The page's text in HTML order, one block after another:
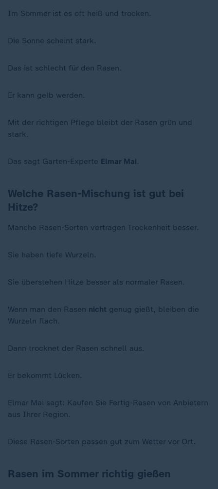
Im Sommer ist es oft heiß und trocken.
Die Sonne scheint stark.
Das ist schlecht für den Rasen.
Er kann gelb werden.
Mit der richtigen Pflege bleibt der Rasen grün und
stark.
Das sagt Garten-Experte Elmar Mai.
Welche Rasen-Mischung ist gut bei
Hitze?
Manche Rasen-Sorten vertragen Trockenheit besser.
Sie haben tiefe Wurzeln.
Sie überstehen Hitze besser als normaler Rasen.
Wenn man den Rasen nicht genug gießt, bleiben die
Wurzeln flach.
Dann trocknet der Rasen schnell aus.
Er bekommt Lücken.
Elmar Mai sagt: Kaufen Sie Fertig-Rasen von Anbietern
aus Ihrer Region.
Diese Rasen-Sorten passen gut zum Wetter vor Ort.
Rasen im Sommer richtig gießen